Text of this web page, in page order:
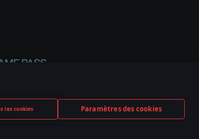
les cookies Paramètres des cookies
fabricant d’armes ou de véhicule.